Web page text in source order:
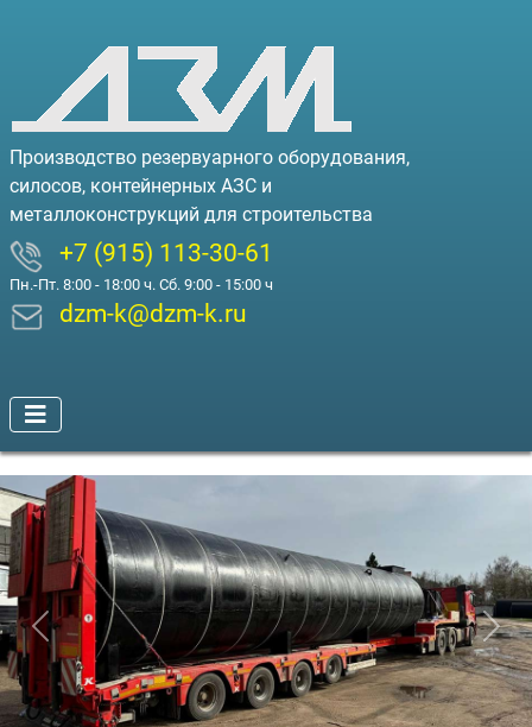
Производство резервуарного оборудования,
силосов, контейнерных АЗС и
металлоконструкций для строительства
+7 (915) 113-30-61
Пн.-Пт. 8:00 - 18:00 ч. Сб. 9:00 - 15:00 ч
dzm-k@dzm-k.ru
Предыдущий